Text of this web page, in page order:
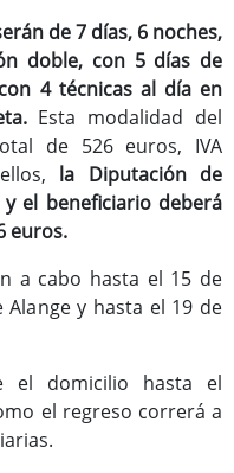
de 7 días, 6 noches,
doble, con 5 días de
4 técnicas al día en
Esta modalidad del
de 526 euros, IVA
la Diputación de
el beneficiario deberá
euros.
a cabo hasta el 15 de
y hasta el 19 de
el domicilio hasta el
el regreso correrá a